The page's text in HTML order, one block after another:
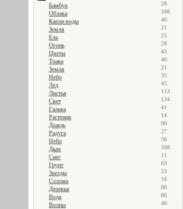
Бамбук 28
Облака 108
Капли воды 40
Земля 21
Ель 25
Огонь 28
Цветы 43
Трава 40
Земля 21
Небо 35
Лед 45
Листья 113
Свет 134
Галька 41
Растения 14
Дождь 99
Радуга 27
Небо 56
Дым 108
Снег 11
Грунт 63
Звезды 23
Солома 16
Деревья 66
Вода 66
Волны 40